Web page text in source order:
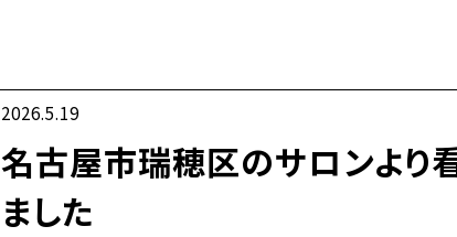
2026.5.19
名古屋市瑞穂区のサロンより
ました